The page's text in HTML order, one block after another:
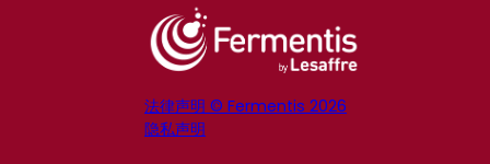
法律声明 © Fermentis 2026
隐私声明